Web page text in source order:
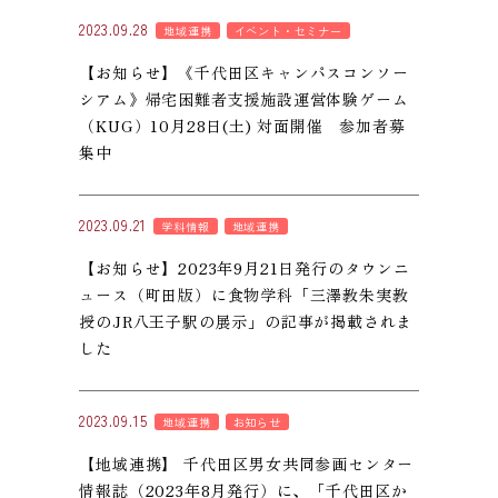
2023.09.28 地域連携 イベント・セミナー
【お知らせ】《千代田区キャンパスコンソー
シアム》帰宅困難者支援施設運営体験ゲーム
（KUG）10月28日(土) 対面開催 参加者募
集中
2023.09.21 学科情報 地域連携
【お知らせ】2023年9月21日発行のタウンニ
ュース（町田版）に食物学科「三澤教朱実教
授のJR八王子駅の展示」の記事が掲載されま
した
2023.09.15 地域連携 お知らせ
【地域連携】 千代田区男女共同参画センター
情報誌（2023年8月発行）に、「千代田区か